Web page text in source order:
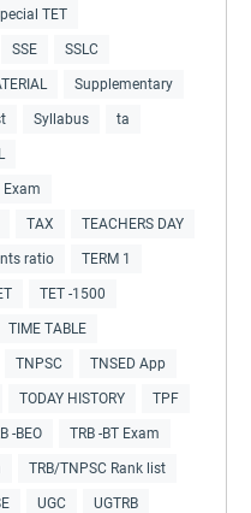
TET
SSE SSLC
Supplementary
Syllabus ta
Exam
TAX TEACHERS DAY
ratio TERM 1
TET -1500
TIME TABLE
TNPSC TNSED App
TODAY HISTORY TPF
-BEO TRB -BT Exam
TRB/TNPSC Rank list
UGC UGTRB